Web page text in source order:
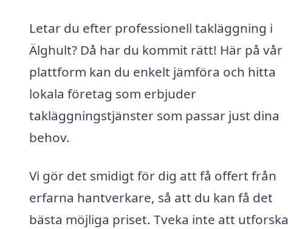
Letar du efter professionell takläggning i
Älghult? Då har du kommit rätt! Här på vår
plattform kan du enkelt jämföra och hitta
lokala företag som erbjuder
takläggningstjänster som passar just dina
behov.
Vi gör det smidigt för dig att få offert från
erfarna hantverkare, så att du kan få det
bästa möjliga priset. Tveka inte att utforska